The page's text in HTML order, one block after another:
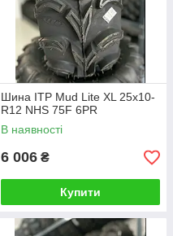
Шина ITP Mud Lite XL 25x10-
R12 NHS 75F 6PR
В наявності
6 006 ₴
Купити